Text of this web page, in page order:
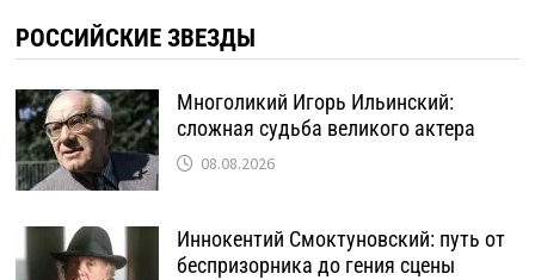
РОССИЙСКИЕ ЗВЕЗДЫ
Многоликий Игорь Ильинский:
сложная судьба великого актера
08.08.2026
Иннокентий Смоктуновский: путь от
беспризорника до гения сцены